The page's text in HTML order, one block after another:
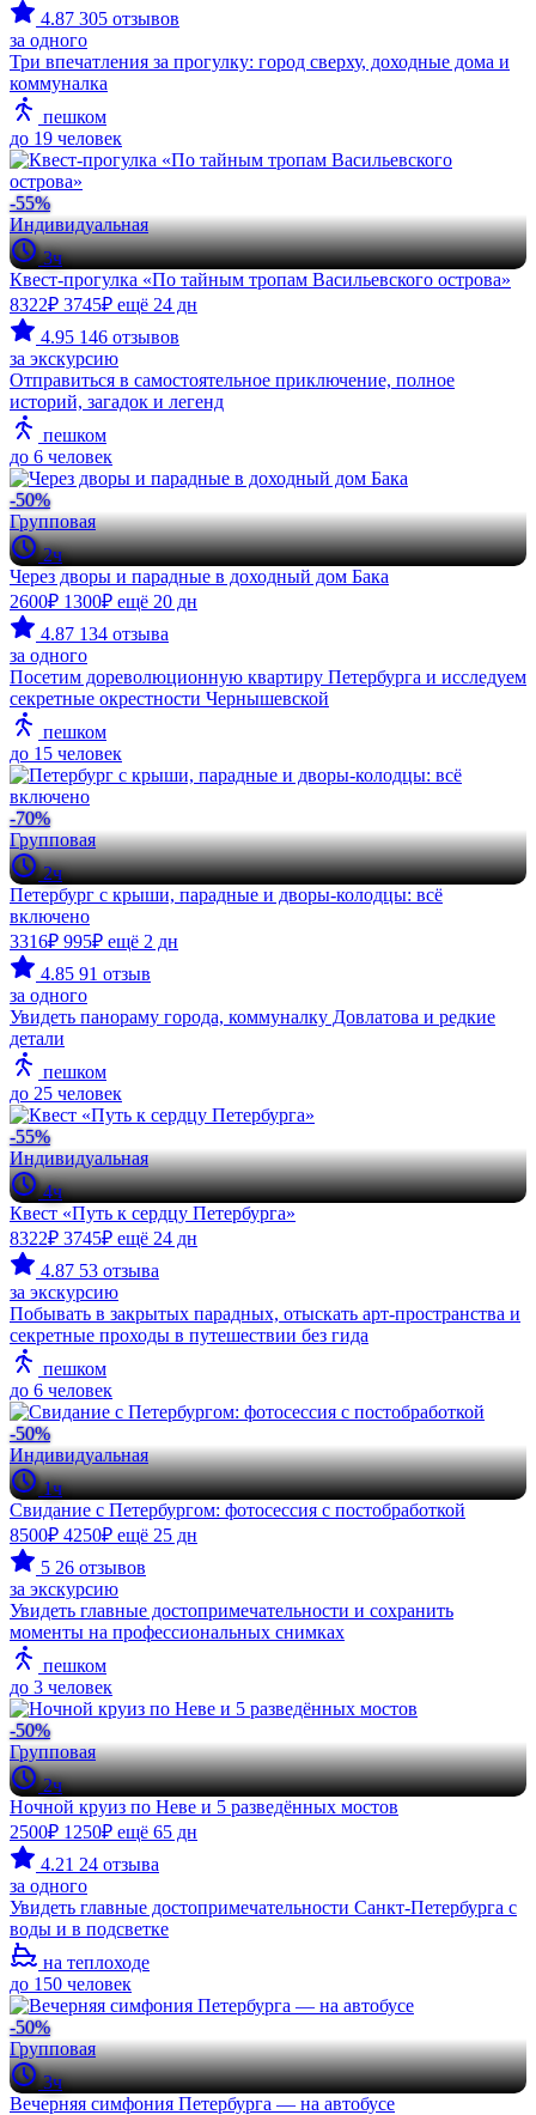
4.87 305 отзывов
за одного
Три впечатления за прогулку: город сверху, доходные дома и
коммуналка
пешком
до 19 человек
-55%
Индивидуальная
3ч
Квест-прогулка «По тайным тропам Васильевского острова»
8322₽ 3745₽ ещё 24 дн
4.95 146 отзывов
за экскурсию
Отправиться в самостоятельное приключение, полное
историй, загадок и легенд
пешком
до 6 человек
-50%
Групповая
2ч
Через дворы и парадные в доходный дом Бака
2600₽ 1300₽ ещё 20 дн
4.87 134 отзыва
за одного
Посетим дореволюционную квартиру Петербурга и исследуем
секретные окрестности Чернышевской
пешком
до 15 человек
-70%
Групповая
2ч
Петербург с крыши, парадные и дворы-колодцы: всё
включено
3316₽ 995₽ ещё 2 дн
4.85 91 отзыв
за одного
Увидеть панораму города, коммуналку Довлатова и редкие
детали
пешком
до 25 человек
-55%
Индивидуальная
4ч
Квест «Путь к сердцу Петербурга»
8322₽ 3745₽ ещё 24 дн
4.87 53 отзыва
за экскурсию
Побывать в закрытых парадных, отыскать арт-пространства и
секретные проходы в путешествии без гида
пешком
до 6 человек
-50%
Индивидуальная
1ч
Свидание с Петербургом: фотосессия с постобработкой
8500₽ 4250₽ ещё 25 дн
5 26 отзывов
за экскурсию
Увидеть главные достопримечательности и сохранить
моменты на профессиональных снимках
пешком
до 3 человек
-50%
Групповая
2ч
Ночной круиз по Неве и 5 разведённых мостов
2500₽ 1250₽ ещё 65 дн
4.21 24 отзыва
за одного
Увидеть главные достопримечательности Санкт-Петербурга с
воды и в подсветке
на теплоходе
до 150 человек
-50%
Групповая
3ч
Вечерняя симфония Петербурга — на автобусе